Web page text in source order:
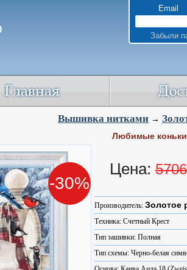
Email
Забыли
Вышивка нитками →
Любимые коньки
-30%
Цена: 5706
Производитель: Золотое
Техника: Счетный Крест
Тип зашивки: Полная
Тип схемы: Черно-белая